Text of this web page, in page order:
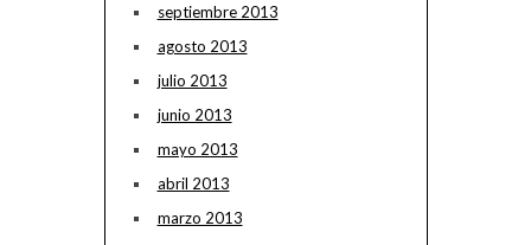
septiembre 2013
agosto 2013
julio 2013
junio 2013
mayo 2013
abril 2013
marzo 2013